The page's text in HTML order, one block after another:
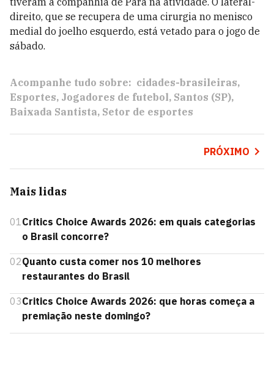
direito, que se recupera de uma cirurgia no menisco
medial do joelho esquerdo, está vetado para o jogo de
sábado.
Acompanhe tudo sobre: cidades-brasileiras
Esportes Jogadores de futebol Santos (SP)
Baixada Santista Setor de esportes
PRÓXIMO
Mais lidas
01Critics Choice Awards 2026: em quais categorias
o Brasil concorre?
02Quanto custa comer nos 10 melhores
restaurantes do Brasil
03Critics Choice Awards 2026: que horas começa a
premiação neste domingo?